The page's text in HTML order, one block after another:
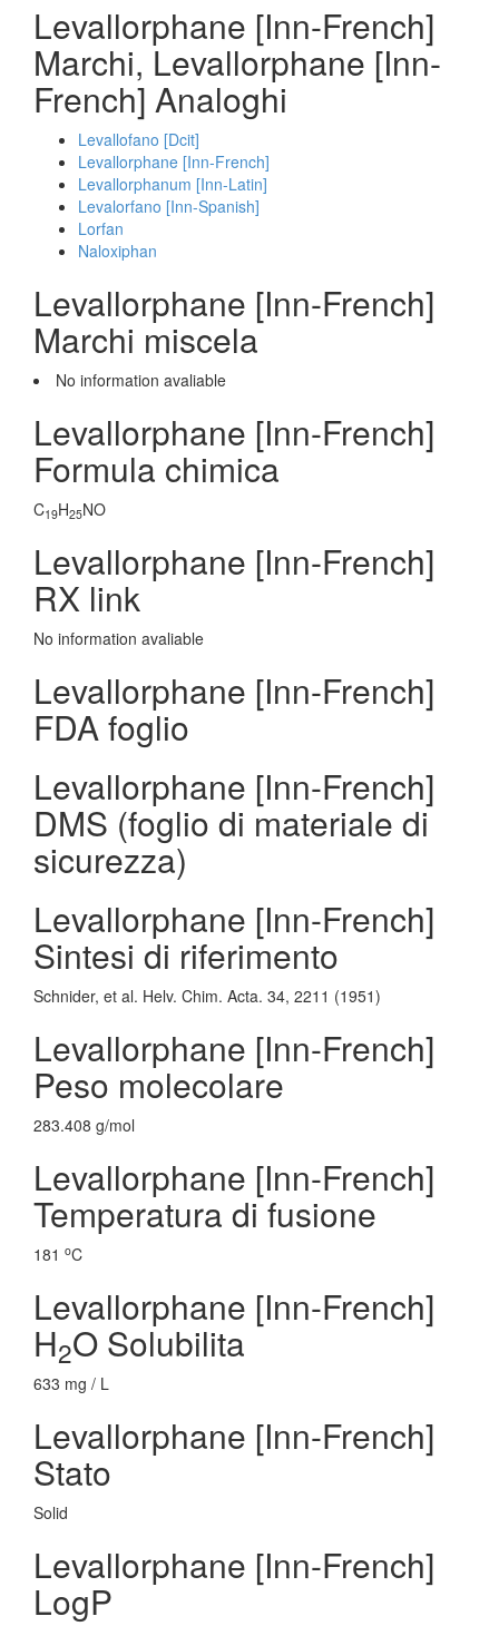
Levallorphane [Inn-French]
Marchi, Levallorphane [Inn-
French] Analoghi
Levallofano [Dcit]
Levallorphane [Inn-French]
Levallorphanum [Inn-Latin]
Levalorfano [Inn-Spanish]
Lorfan
Naloxiphan
Levallorphane [Inn-French]
Marchi miscela
No information avaliable
Levallorphane [Inn-French]
Formula chimica
C19H25NO
Levallorphane [Inn-French]
RX link
No information avaliable
Levallorphane [Inn-French]
FDA foglio
Levallorphane [Inn-French]
DMS (foglio di materiale di
sicurezza)
Levallorphane [Inn-French]
Sintesi di riferimento
Schnider, et al. Helv. Chim. Acta. 34, 2211 (1951)
Levallorphane [Inn-French]
Peso molecolare
283.408 g/mol
Levallorphane [Inn-French]
Temperatura di fusione
181 oC
Levallorphane [Inn-French]
H2O Solubilita
633 mg / L
Levallorphane [Inn-French]
Stato
Solid
Levallorphane [Inn-French]
LogP